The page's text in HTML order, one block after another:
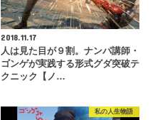
2018.11.17
人は見た目が９割。ナンパ講師・
ゴンゲが実践する形式グダ突破テ
クニック【ノ…
私の人生物語